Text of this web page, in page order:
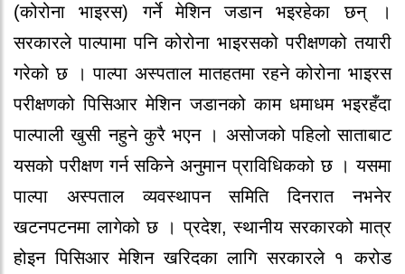
(कोरोना भाइरस) गर्ने मेशिन जडान भइरहेका छन् ।
सरकारले पाल्पामा पनि कोरोना भाइरसको परीक्षणको तयारी
गरेको छ । पाल्पा अस्पताल मातहतमा रहने कोरोना भाइरस
परीक्षणको पिसिआर मेशिन जडानको काम धमाधम भइरहँदा
पाल्पाली खुसी नहुने कुरै भएन । असोजको पहिलो साताबाट
यसको परीक्षण गर्न सकिने अनुमान प्राविधिकको छ । यसमा
पाल्पा अस्पताल व्यवस्थापन समिति दिनरात नभनेर
खटनपटनमा लागेको छ । प्रदेश, स्थानीय सरकारको मात्र
होइन पिसिआर मेशिन खरिदका लागि सरकारले १ करोड